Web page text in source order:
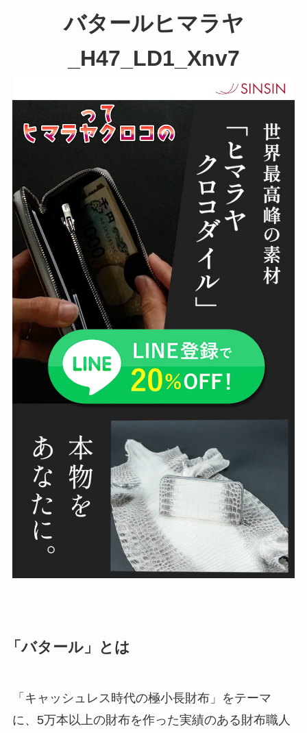
バタールヒマラヤ
_H47_LD1_Xnv7
「バタール」とは
「キャッシュレス時代の極小長財布」をテーマ
に、5万本以上の財布を作った実績のある財布職人